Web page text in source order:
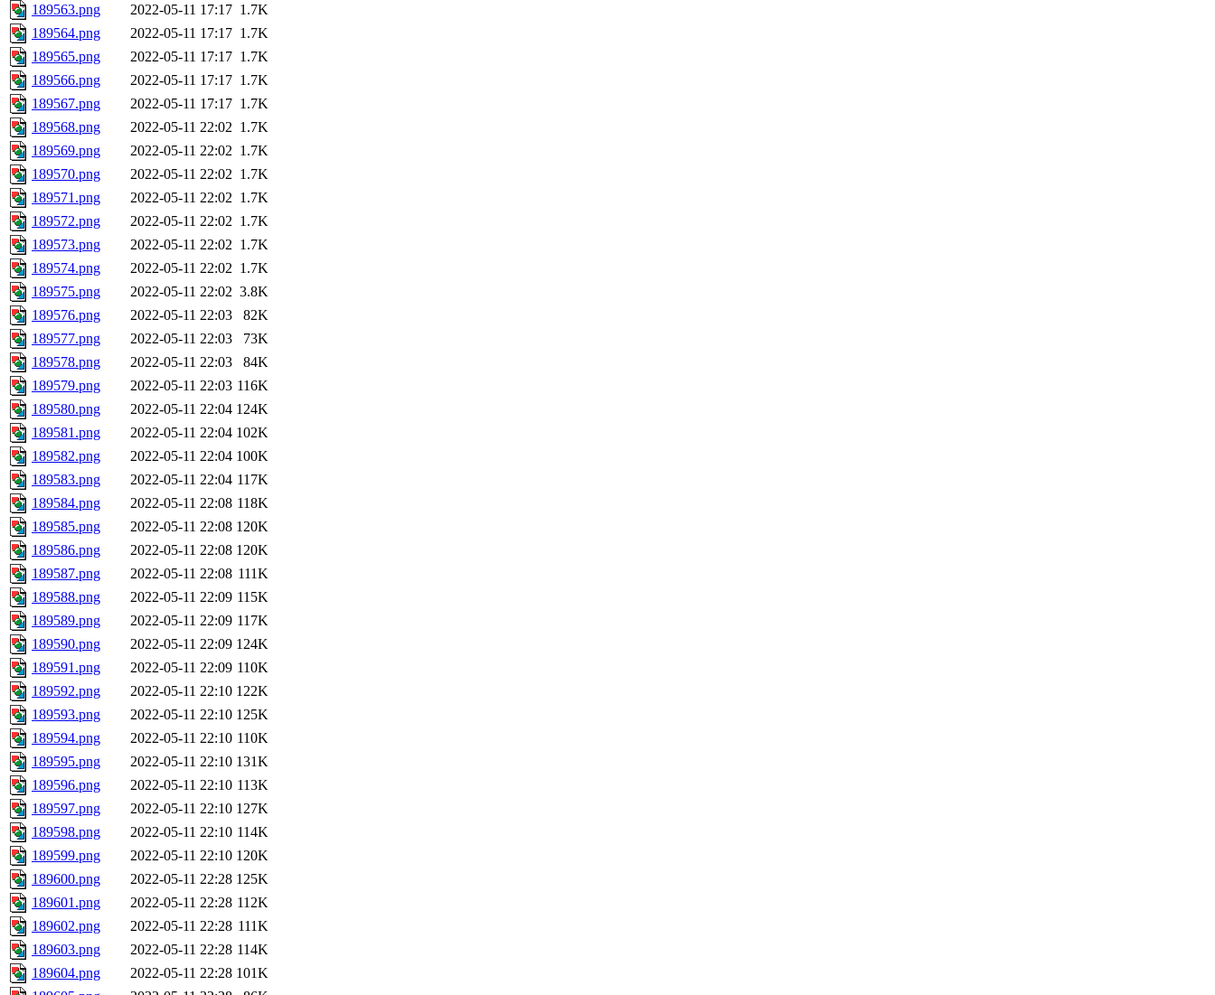
189563.png
2022-05-11 17:17 1.7K
189564.png
2022-05-11 17:17 1.7K
189565.png
2022-05-11 17:17 1.7K
189566.png
2022-05-11 17:17 1.7K
189567.png
2022-05-11 17:17 1.7K
189568.png
2022-05-11 22:02 1.7K
189569.png
2022-05-11 22:02 1.7K
189570.png
2022-05-11 22:02 1.7K
189571.png
2022-05-11 22:02 1.7K
189572.png
2022-05-11 22:02 1.7K
189573.png
2022-05-11 22:02 1.7K
189574.png
2022-05-11 22:02 1.7K
189575.png
2022-05-11 22:02 3.8K
189576.png
2022-05-11 22:03
82K
189577.png
2022-05-11 22:03
73K
189578.png
2022-05-11 22:03
84K
189579.png
2022-05-11 22:03 116K
189580.png
2022-05-11 22:04 124K
189581.png
2022-05-11 22:04 102K
189582.png
2022-05-11 22:04 100K
189583.png
2022-05-11 22:04 117K
189584.png
2022-05-11 22:08 118K
189585.png
2022-05-11 22:08 120K
189586.png
2022-05-11 22:08 120K
189587.png
2022-05-11 22:08 111K
189588.png
2022-05-11 22:09 115K
189589.png
2022-05-11 22:09 117K
189590.png
2022-05-11 22:09 124K
189591.png
2022-05-11 22:09 110K
189592.png
2022-05-11 22:10 122K
189593.png
2022-05-11 22:10 125K
189594.png
2022-05-11 22:10 110K
189595.png
2022-05-11 22:10 131K
189596.png
2022-05-11 22:10 113K
189597.png
2022-05-11 22:10 127K
189598.png
2022-05-11 22:10 114K
189599.png
2022-05-11 22:10 120K
189600.png
2022-05-11 22:28 125K
189601.png
2022-05-11 22:28 112K
189602.png
2022-05-11 22:28 111K
189603.png
2022-05-11 22:28 114K
189604.png
2022-05-11 22:28 101K